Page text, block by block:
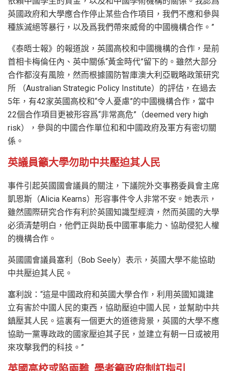
英國政府和大學應合作停止某些合作項目，我們不應和參與
種族滅絕等暴行，以及爲我們帶來威脅的中國機構合作。”
《泰晤士報》的報道說，英國高校和中國機構的合作，是前
首相卡梅倫任內、英中關係“黃金時代”留下的。雖然大部分
合作都沒有風險，然而根據國防智庫澳大利亞戰略政策研究
所 （Australian Strategic Policy Institute）的評估，在過去
5年，有42家英國高校和“令人憂慮”的中國機構合作，當中
22個合作項目更被形容爲“非常高危”（deemed very high
risk），參與的中國合作單位和和中國政府及軍方有密切關
係。
英議員籲大學勿助中共壓迫其人民
事件引起英國國會議員的關注，下議院外交事務委員會主席
凱恩斯（Alicia Kearns）形容事件令人非常不安。她表示，
雖然國際研究合作有利於英國知識型經濟，然而英國的大學
必須清楚明白，他們正與助長中國軍事能力、協助侵犯人權
的機構合作。
英國國會議員塞利（Bob Seely）表示，英國大學不能協助
中共壓迫其人民。
塞利說：“這是中國政府和英國大學合作，利用英國知識建
立有害於中國人民的東西，協助壓迫中國人民，並幫助中共
鎮壓其人民。這裏有一個更大的道德背景，英國的大學不應
協助一黨專政政的國家壓迫其子民，並建立有朝一日或被用
來攻擊我們的科技。”